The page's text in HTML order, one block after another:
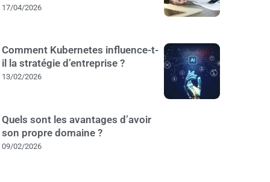
17/04/2026
Comment Kubernetes influence-t-
il la stratégie d’entreprise ?
13/02/2026
Quels sont les avantages d’avoir
son propre domaine ?
09/02/2026